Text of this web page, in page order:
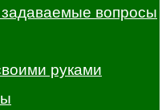
вопросы
руками